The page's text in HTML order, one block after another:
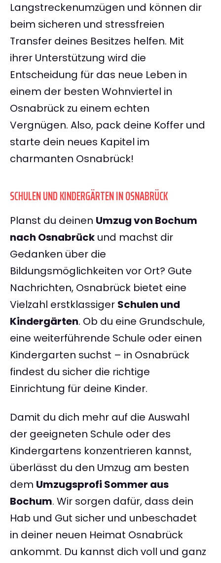
Langstreckenumzügen und können dir
beim sicheren und stressfreien
Transfer deines Besitzes helfen. Mit
ihrer Unterstützung wird die
Entscheidung für das neue Leben in
einem der besten Wohnviertel in
Osnabrück zu einem echten
Vergnügen. Also, pack deine Koffer und
starte dein neues Kapitel im
charmanten Osnabrück!
SCHULEN UND KINDERGÄRTEN IN OSNABRÜCK
Planst du deinen Umzug von Bochum
nach Osnabrück und machst dir
Gedanken über die
Bildungsmöglichkeiten vor Ort? Gute
Nachrichten, Osnabrück bietet eine
Vielzahl erstklassiger Schulen und
Kindergärten. Ob du eine Grundschule,
eine weiterführende Schule oder einen
Kindergarten suchst – in Osnabrück
findest du sicher die richtige
Einrichtung für deine Kinder.
Damit du dich mehr auf die Auswahl
der geeigneten Schule oder des
Kindergartens konzentrieren kannst,
überlässt du den Umzug am besten
dem Umzugsprofi Sommer aus
Bochum. Wir sorgen dafür, dass dein
Hab und Gut sicher und unbeschadet
in deiner neuen Heimat Osnabrück
ankommt. Du kannst dich voll und ganz